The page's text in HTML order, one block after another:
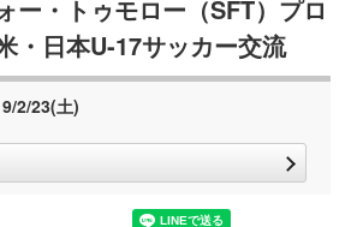
ー・トゥモロー（SFT）プロ
・日本U-17サッカー交流
2/23(土)